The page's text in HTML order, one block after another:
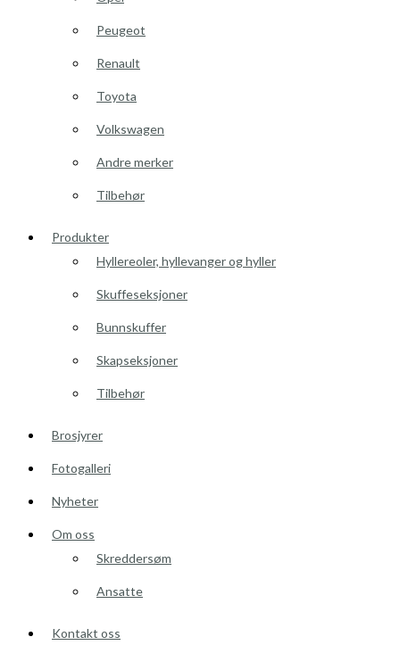
Peugeot
Renault
Toyota
Volkswagen
Andre merker
Tilbehør
Produkter
Hyllereoler, hyllevanger og hyller
Skuffeseksjoner
Bunnskuffer
Skapseksjoner
Tilbehør
Brosjyrer
Fotogalleri
Nyheter
Om oss
Skreddersøm
Ansatte
Kontakt oss